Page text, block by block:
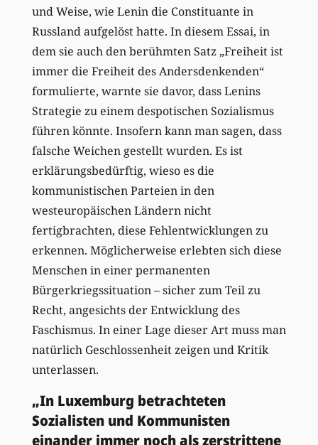
und Weise, wie Lenin die Constituante in
Russland aufgelöst hatte. In diesem Essai, in
dem sie auch den berühmten Satz „Freiheit ist
immer die Freiheit des Andersdenkenden“
formulierte, warnte sie davor, dass Lenins
Strategie zu einem despotischen Sozialismus
führen könnte. Insofern kann man sagen, dass
falsche Weichen gestellt wurden. Es ist
erklärungsbedürftig, wieso es die
kommunistischen Parteien in den
westeuropäischen Ländern nicht
fertigbrachten, diese Fehlentwicklungen zu
erkennen. Möglicherweise erlebten sich diese
Menschen in einer permanenten
Bürgerkriegssituation – sicher zum Teil zu
Recht, angesichts der Entwicklung des
Faschismus. In einer Lage dieser Art muss man
natürlich Geschlossenheit zeigen und Kritik
unterlassen.
„In Luxemburg betrachteten
Sozialisten und Kommunisten
einander immer noch als zerstrittene